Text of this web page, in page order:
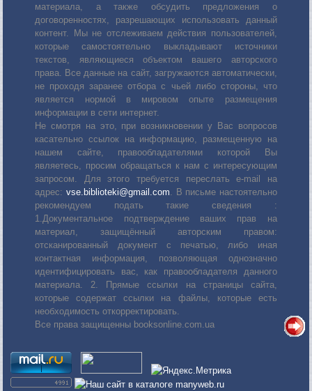
материала, а также обсудить предложения о
договоренностях, разрешающих использовать данный
контент. Мы не отслеживаем действия пользователей,
которые самостоятельно выкладывают источники
текстов, являющиеся объектом вашего авторского
права. Все данные на сайт, загружаются автоматически,
не проходя заранее отбора с чьей либо стороны, что
является нормой в мировом опыте размещения
информации в сети интернет.
Не смотря на это, при возникновении у Вас вопросов
касательно ссылок на информацию, размещенную на
нашем сайте, правообладателями которой Вы
являетесь, просим обращаться к нам с интересующим
запросом. Для этого требуется переслать е-mail на
адрес: vse.biblioteki@gmail.com. В письме настоятельно
рекомендуем подать такие сведения :
1.Документальное подтверждение ваших прав на
материал, защищённый авторским правом:
отсканированный документ с печатью, либо иная
контактная информация, позволяющая однозначно
идентифицировать вас, как правообладателя данного
материала. 2. Прямые ссылки на страницы сайта,
которые содержат ссылки на файлы, которые есть
необходимость откорректировать.
Все права защищенны booksonline.com.ua